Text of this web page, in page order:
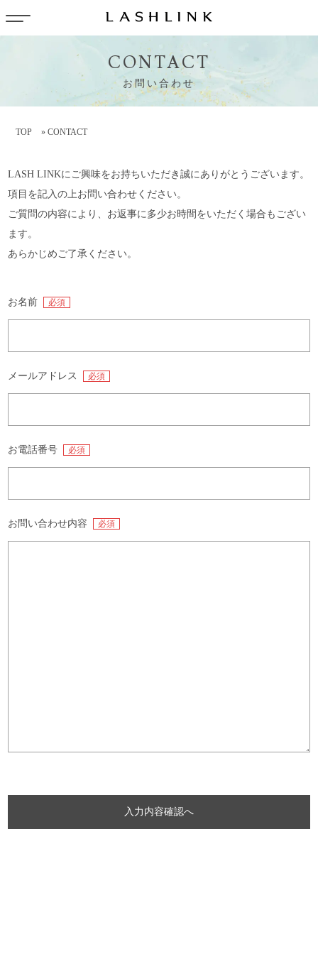
CONTACT
お問い合わせ
TOP » CONTACT
LASH LINKにご興味をお持ちいただき誠にありがとうございます。
項目を記入の上お問い合わせください。
ご質問の内容により、お返事に多少お時間をいただく場合もござい
ます。
あらかじめご了承ください。
お名前 必須
メールアドレス 必須
お電話番号 必須
お問い合わせ内容 必須